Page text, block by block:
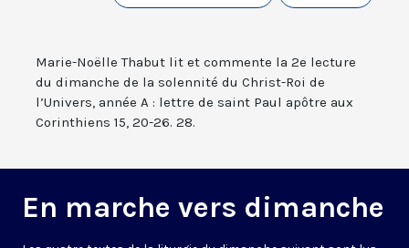
Marie-Noëlle Thabut lit et commente la 2e lecture
du dimanche de la solennité du Christ-Roi de
l’Univers, année A : lettre de saint Paul apôtre aux
Corinthiens 15, 20-26. 28.
En marche vers dimanche